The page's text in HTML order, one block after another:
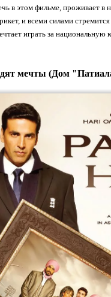
в этом фильме, проживает в
и всеми силами
играть за национальную
мечты (Дом